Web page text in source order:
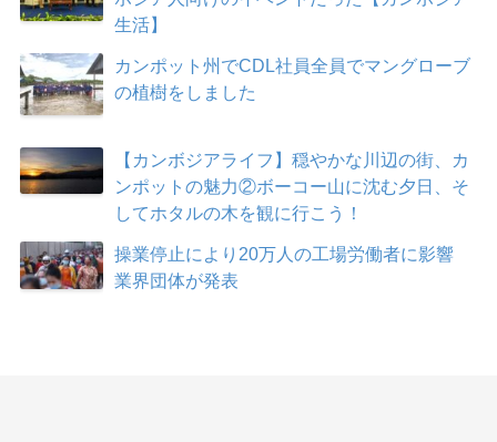
生活】
カンポット州でCDL社員全員でマングローブ
の植樹をしました
【カンボジアライフ】穏やかな川辺の街、カ
ンポットの魅力②ボーコー山に沈む夕日、そ
してホタルの木を観に行こう！
操業停止により20万人の工場労働者に影響
業界団体が発表